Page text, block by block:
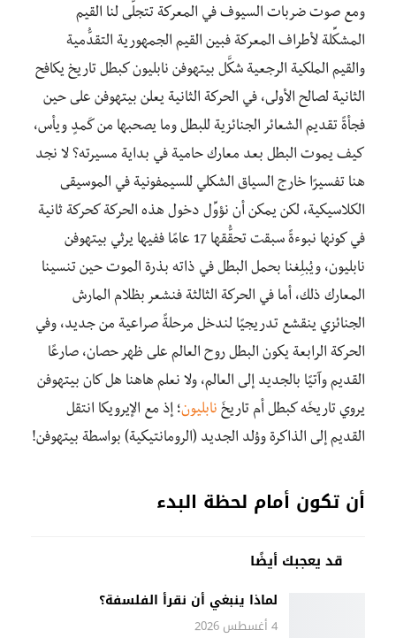
ومع صوت ضربات السيوف في المعركة تتجلَّى لنا القيم
المشكِّلة لأطراف المعركة فبين القيم الجمهورية التقدُّمية
والقيم الملكية الرجعية شكَّل بيتهوفن نابليون كبطل تاريخ يكافح
الثانية لصالح الأولى، في الحركة الثانية يعلن بيتهوفن على حين
فجأةً تقديم الشعائر الجنائزية للبطل وما يصحبها من كَمدٍ ويأس،
كيف يموت البطل بعد معارك حامية في بداية مسيرته؟ لا نجد
هنا تفسيرًا خارج السياق الشكلي للسيمفونية في الموسيقى
الكلاسيكية، لكن يمكن أن نؤوِّل دخول هذه الحركة كحركة ثانية
في كونها نبوءةً سبقت تحقُّقها 17 عامًا ففيها يرثي بيتهوفن
نابليون، ويُبلِغنا بحمل البطل في ذاته بذرة الموت حين تنسينا
المعارك ذلك، أما في الحركة الثالثة فنشعر بظلام المارش
الجنائزي ينقشع تدريجيًا لندخل مرحلةً صراعية من جديد، وفي
الحركة الرابعة يكون البطل روح العالم على ظهر حصان، صارعًا
القديم وآتيًا بالجديد إلى العالم، ولا نعلم هاهنا هل كان بيتهوفن
يروي تاريخَه كبطل أم تاريخَ نابليون؛ إذ مع الإيرويكا انتقل
القديم إلى الذاكرة ووُلِد الجديد (الرومانتيكية) بواسطة بيتهوفن!
أن تكون أمام لحظة البدء
قد يعجبك أيضًا
لماذا ينبغي أن نقرأ الفلسفة؟
4 أغسطس 2026